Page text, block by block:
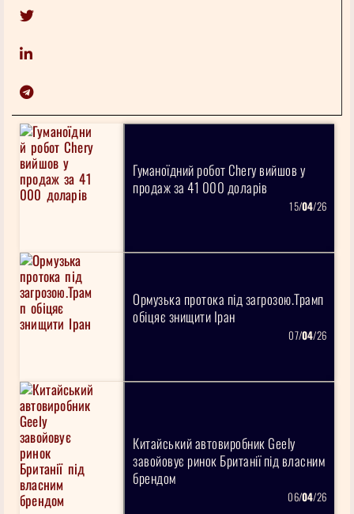
Гуманоїдний робот Chery вийшов у
продаж за 41 000 доларів
15/04/26
Ормузька протока під загрозою.Трамп
обіцяє знищити Іран
07/04/26
Китайський автовиробник Geely
завойовує ринок Британії під власним
брендом
06/04/26